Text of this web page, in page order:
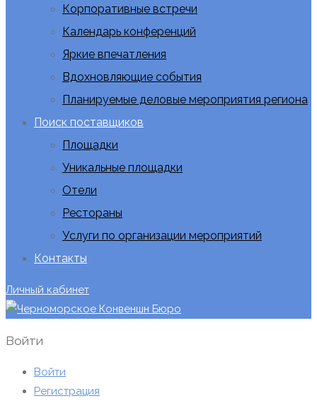
Корпоративные встречи
Календарь конференций
Яркие впечатления
Вдохновляющие события
Планируемые деловые мероприятия региона
Поиск поставщиков
Площадки
Уникальные площадки
Отели
Рестораны
Услуги по организации мероприятий
Контакты
Личный кабинет
Войти
Войти
Регистрация